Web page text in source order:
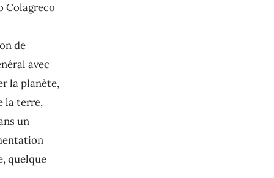
Colagreco
de
avec
la planète,
la terre,
un
quelque